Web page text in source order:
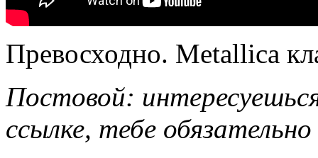
Превосходно. Metallica
Постовой:
ссылке, тебе